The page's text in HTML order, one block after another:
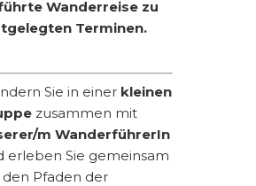
Wanderreise zu
Terminen.
Sie in einer kleinen
zusammen mit
m WanderführerIn
erleben Sie gemeinsam
den Pfaden der